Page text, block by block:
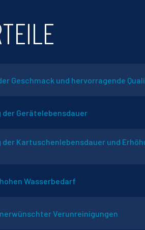
Geschmack und hervorragende
der Gerätelebensdauer
der Kartuschenlebensdauer und
Wasserbedarf
Verunreinigungen